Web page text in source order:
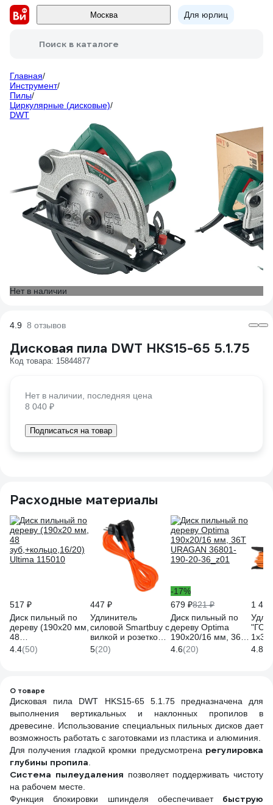
Москва Для юрлиц
Поиск в каталоге
Главная/
Инструмент/
Пилы/
Циркулярные (дисковые)/
DWT
Нет в наличии
4.9 8 отзывов
Дисковая пила DWT HKS15-65 5.1.75
Код товара: 15844877
Нет в наличии, последняя цена
8 040 ₽
Подписаться на товар
Расходные материалы
517 ₽
Диск пильный по
дереву (190х20 мм,
48
зуб,+кольцо,16/20)
Ultima 115010
4.4(50)
447 ₽
Удлинитель
силовой Smartbuy с
вилкой и розеткой
2P+PE/5 метров
3x1,0мм2
5(20)
-17%
679 ₽821 ₽
Диск пильный по
дереву Optima
190х20/16 мм, 36Т
URAGAN 36801-
190-20-36_z01
4.6(20)
1
1x30
ПВС
4.8
О товаре
Дисковая пила DWT HKS15-65 5.1.75 предназначена для
выполнения вертикальных и наклонных пропилов в
древесине. Использование специальных пильных дисков дает
возможность работать с заготовками из пластика и алюминия.
Для получения гладкой кромки предусмотрена регулировка
глубины пропила
Система пылеудаления позволяет поддерживать чистоту
на рабочем месте.
Функция блокировки шпинделя обеспечивает быструю